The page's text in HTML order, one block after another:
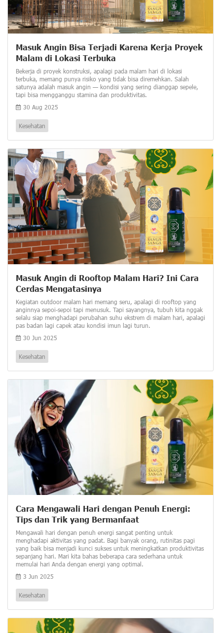
Masuk Angin Bisa Terjadi Karena Kerja Proyek
Malam di Lokasi Terbuka
Bekerja di proyek konstruksi, apalagi pada malam hari di lokasi
terbuka, memang punya risiko yang tidak bisa diremehkan. Salah
satunya adalah masuk angin — kondisi yang sering dianggap sepele,
tapi bisa mengganggu stamina dan produktivitas.
30 Aug 2025
Kesehatan
Masuk Angin di Rooftop Malam Hari? Ini Cara
Cerdas Mengatasinya
Kegiatan outdoor malam hari memang seru, apalagi di rooftop yang
anginnya sepoi-sepoi tapi menusuk. Tapi sayangnya, tubuh kita nggak
selalu siap menghadapi perubahan suhu ekstrem di malam hari, apalagi
pas badan lagi capek atau kondisi imun lagi turun.
30 Jun 2025
Kesehatan
Cara Mengawali Hari dengan Penuh Energi:
Tips dan Trik yang Bermanfaat
Mengawali hari dengan penuh energi sangat penting untuk
menghadapi aktivitas yang padat. Bagi banyak orang, rutinitas pagi
yang baik bisa menjadi kunci sukses untuk meningkatkan produktivitas
sepanjang hari. Mari kita bahas beberapa cara sederhana untuk
memulai hari Anda dengan energi yang optimal.
3 Jun 2025
Kesehatan